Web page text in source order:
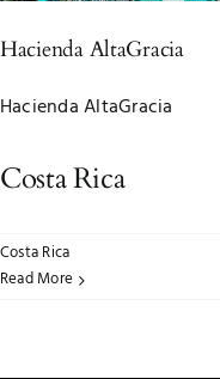
Hacienda AltaGracia
Hacienda AltaGracia
Costa Rica
Costa Rica
Read More